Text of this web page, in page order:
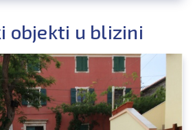
objekti u blizini